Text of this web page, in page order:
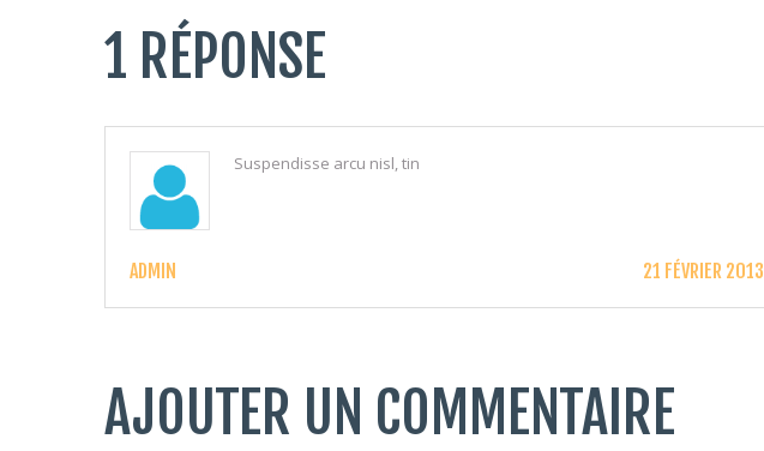
1 RÉPONSE
ADMIN
Suspendisse arcu nisl, tin
21 FÉVRIER 2013
AJOUTER UN COMMENTAIRE